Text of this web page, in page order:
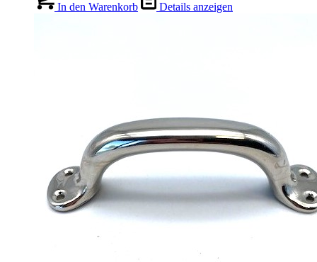
In den Warenkorb Details anzeigen